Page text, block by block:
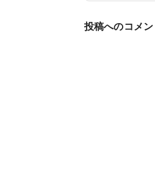
エポック社 EPOCH
投稿へのコメン